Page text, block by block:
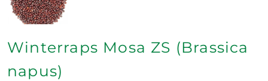
Winterraps Mosa ZS (Brassica
napus)